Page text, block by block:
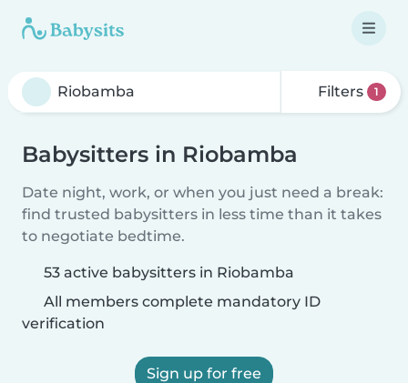
Filters 1
Babysitters in Riobamba
Date night, work, or when you just need a break:
find trusted babysitters in less time than it takes
to negotiate bedtime.
53 active babysitters in Riobamba
All members complete mandatory ID
verification
Sign up for free